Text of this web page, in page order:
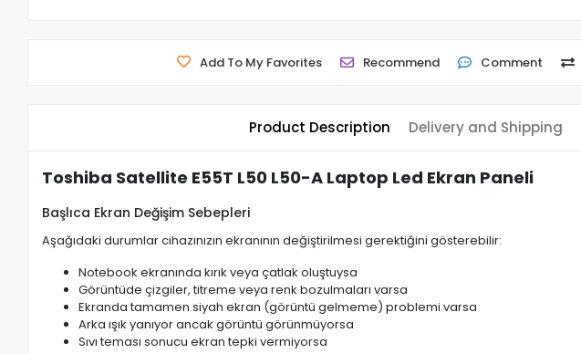
Add To My Favorites Recommend Comment
Product Description Delivery and Shipping
Toshiba Satellite E55T L50 L50-A Laptop Led Ekran Paneli
Başlıca Ekran Değişim Sebepleri
Aşağıdaki durumlar cihazınızın ekranının değiştirilmesi gerektiğini gösterebilir:
Notebook ekranında kırık veya çatlak oluştuysa
Görüntüde çizgiler, titreme veya renk bozulmaları varsa
Ekranda tamamen siyah ekran (görüntü gelmeme) problemi varsa
Arka ışık yanıyor ancak görüntü görünmüyorsa
Sıvı teması sonucu ekran tepki vermiyorsa